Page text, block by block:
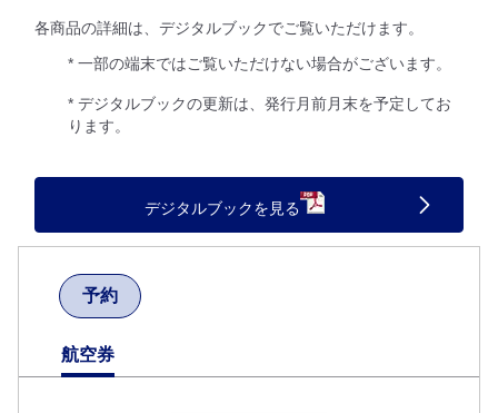
各商品の詳細は、デジタルブックでご覧いただけます。
* 一部の端末ではご覧いただけない場合がございます。
* デジタルブックの更新は、発行月前月末を予定してお
ります。
デジタルブックを見る
予約
航空券